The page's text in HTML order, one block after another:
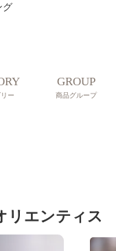
グ
ー
GROUP
商品グループ
エンティス